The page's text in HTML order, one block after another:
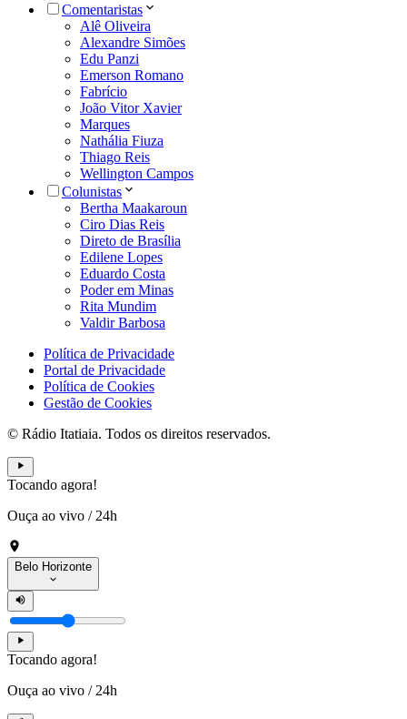
Comentaristas
Alê Oliveira
Alexandre Simões
Edu Panzi
Emerson Romano
Fabrício
João Vitor Xavier
Marques
Nathália Fiuza
Thiago Reis
Wellington Campos
Colunistas
Bertha Maakaroun
Ciro Dias Reis
Direto de Brasília
Edilene Lopes
Eduardo Costa
Poder em Minas
Rita Mundim
Valdir Barbosa
Política de Privacidade
Portal de Privacidade
Política de Cookies
Gestão de Cookies
© Rádio Itatiaia. Todos os direitos reservados.
Tocando agora!
Ouça ao vivo / 24h
Belo Horizonte
Tocando agora!
Ouça ao vivo / 24h